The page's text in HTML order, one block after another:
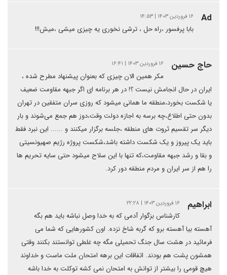
Ad ۱۶ فروردین ۱۴۰۳ | ۱۴:۵۳
بابا پرفسور ،راه حل ، ترشی نخوری یه چیزی میشی ،میش!!!
حاج حسین ۱۶ فروردین ۱۴۰۳ | ۱۶:۴۱
مکر همین الان چیزی که بعنوان پیشنهاد مطرح شده ،
ایران در حال انجامش نیست ؟! در هر برنامه ای اگر جبهه مقاومت ضعیف
یا شکست بخورد،منطقه ما همانی میشود که روزی سران متفقین در تهران
بدون حتی اطلاع،چه برسه به اجازه دولت وقت،دوز هم جمع می‌شوند و بار
دیگر سر تقسیم ثروت های منطقه ،جلسه برگزار میکنند و ...... این نبرد فقط
باید یک پیروز و یک شکست داشته باشد،شکست پروژه رژیم صهیونسیتی
و بقا و رشد جبهه مقاومت،که تنها با این سلاح میشود حتی سایه تحریم ها
را هم از سر ایران و مردم منطقه دور کرد.
ابراهیم ۱۶ فروردین ۱۴۰۳ | ۲۲:۲۸
کارشناس بزگوار آدمی که به خدا وصل نباشه باید هم بگه
آهسته‌ بیا آهسته برو که گربه شاخ نزده. اون کشورهایی که شما می
فرمائید در هشت سال جنگ تحمیلی مگه چه غلطی توانستند بکنند وقتی
همشون پشت هم بودند. اتفاقات این برهه امتحان ملت ماست و خداوند
هیچ قومی را بیشتر از توانش به امتحان نمی کشه توکلت به خدا باشه